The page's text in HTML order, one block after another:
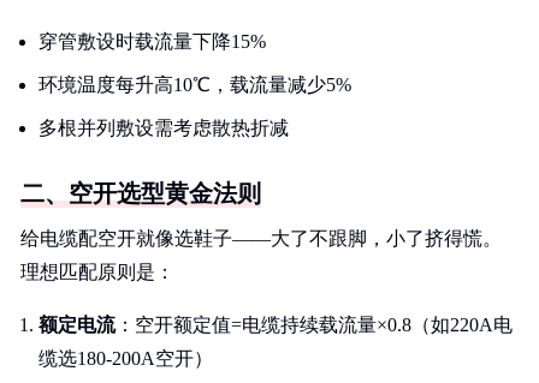
穿管敷设时载流量下降15%
环境温度每升高10℃，载流量减少5%
多根并列敷设需考虑散热折减
二、空开选型黄金法则
给电缆配空开就像选鞋子——大了不跟脚，小了挤得慌。
理想匹配原则是：
额定电流：空开额定值=电缆持续载流量×0.8（如220A电
缆选180-200A空开）